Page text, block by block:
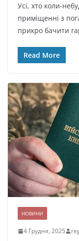
Усі, хто коли-
приміщенні з
прикро бачити
Read More
НОВИНИ
4 Грудня, 2025